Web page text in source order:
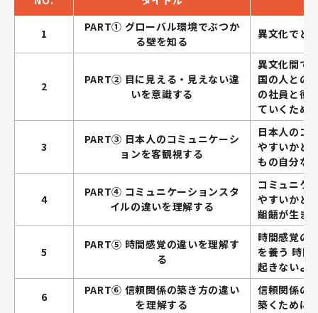
1
PART① グローバル環境でぶつか
る壁を知る
異文化でど
2
PART② 目に見える・見えない違
いを意識する
異文化間で
国の人との
の社員と衝
ていくため
3
PART③ 日本人のコミュニケーシ
ョンを客観視する
日本人のコ
やすいかと
もの自分な
4
PART④ コミュニケーションスタ
イルの違いを理解する
コミュニケ
やすいかと
齟齬が生ま
5
PART⑤ 時間感覚の違いを理解す
る
時間感覚の
を養う 時間
起きないよ
6
PART⑥ 信頼関係の築き方の違い
を理解する
信頼関係の
築くために